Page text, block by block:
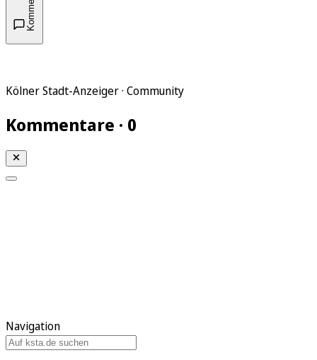
Kölner Stadt-Anzeiger · Community
Kommentare · 0
Navigation